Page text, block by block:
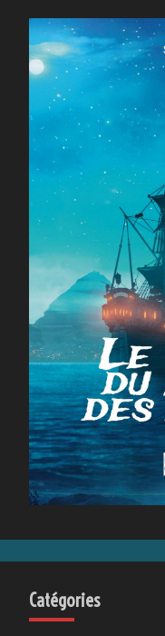
Catégories